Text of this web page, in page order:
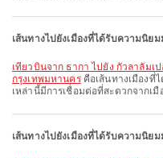
เส้นทางไปยังเมืองที่ได้รับความนิย
เที่ยวบินจาก ธากา ไปยัง กัวลาลัมเป
กรุงเทพมหานครคือเส้นทางเมืองที่
เหล่านี้มีการเชื่อมต่อที่สะดวกจากเมื
เส้นทางไปยังเมืองที่ได้รับความนิย